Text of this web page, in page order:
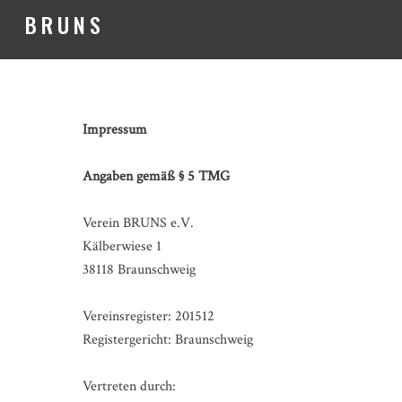
BRUNS
Impressum
Angaben gemäß § 5 TMG
Verein BRUNS e.V.
Kälberwiese 1
38118 Braunschweig
Vereinsregister: 201512
Registergericht: Braunschweig
Vertreten durch: